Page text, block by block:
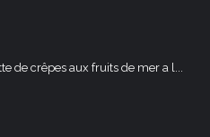
de crêpes aux fruits de mer a l...